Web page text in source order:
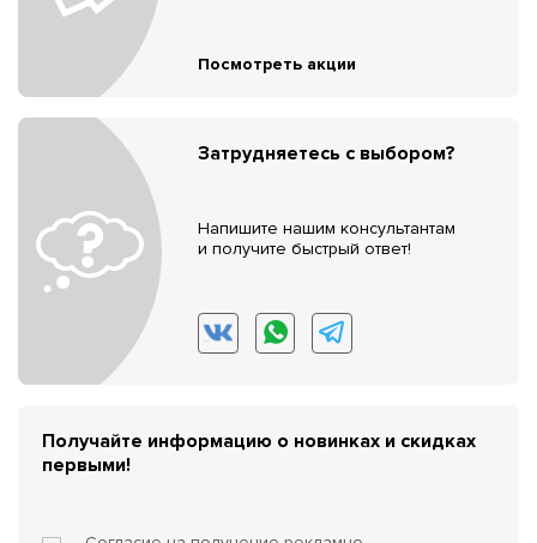
Посмотреть акции
Затрудняетесь с выбором?
Напишите нашим консультантам
и получите быстрый ответ!
Получайте информацию о новинках и скидках
первыми!